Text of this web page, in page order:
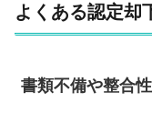
よくある認定却
書類不備や整合